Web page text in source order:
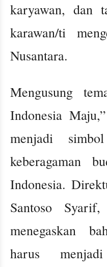
karyawan, dan
karawan/ti
Nusantara.
Mengusung
Indonesia
menjadi
keberagaman
Indonesia.
Santoso
menegaskan
harus